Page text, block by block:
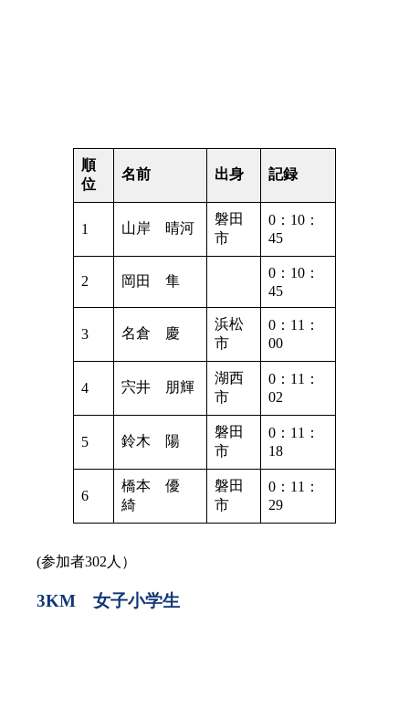
順
位
名前 出身 記録
1 山岸 晴河
磐田
市
0：10：
45
2 岡田 隼
0：10：
45
3 名倉 慶
浜松
市
0：11：
00
4 宍井 朋輝
湖西
市
0：11：
02
5 鈴木 陽
磐田
市
0：11：
18
6
橋本 優
綺
磐田
市
0：11：
29
(参加者302人）
3KM 女子小学生